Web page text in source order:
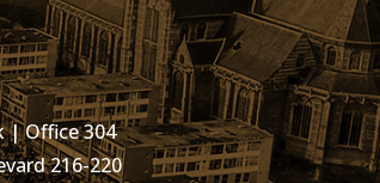
| Office 304
216-220